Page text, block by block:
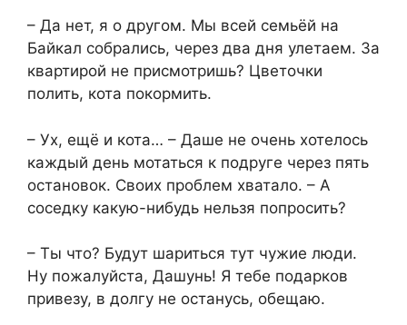
– Да нет, я о другом. Мы всей семьёй на
Байкал собрались, через два дня улетаем. За
квартирой не присмотришь? Цветочки
полить, кота покормить.
– Ух, ещё и кота… – Даше не очень хотелось
каждый день мотаться к подруге через пять
остановок. Своих проблем хватало. – А
соседку какую-нибудь нельзя попросить?
– Ты что? Будут шариться тут чужие люди.
Ну пожалуйста, Дашунь! Я тебе подарков
привезу, в долгу не останусь, обещаю.